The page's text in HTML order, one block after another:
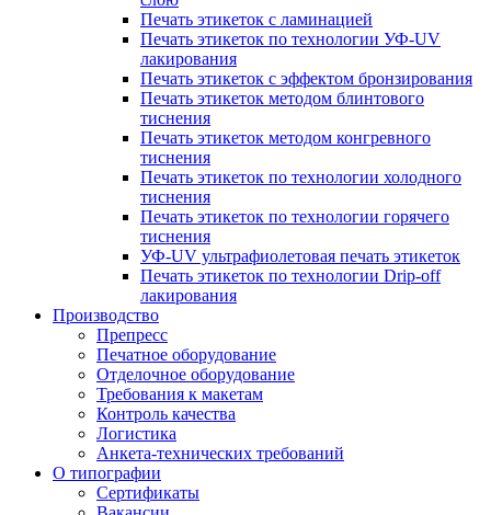
Печать этикеток с ламинацией
Печать этикеток по технологии УФ-UV
лакирования
Печать этикеток с эффектом бронзирования
Печать этикеток методом блинтового
тиснения
Печать этикеток методом конгревного
тиснения
Печать этикеток по технологии холодного
тиснения
Печать этикеток по технологии горячего
тиснения
УФ-UV ультрафиолетовая печать этикеток
Печать этикеток по технологии Drip-off
лакирования
Производство
Препресс
Печатное оборудование
Отделочное оборудование
Требования к макетам
Контроль качества
Логистика
Анкета-технических требований
О типографии
Сертификаты